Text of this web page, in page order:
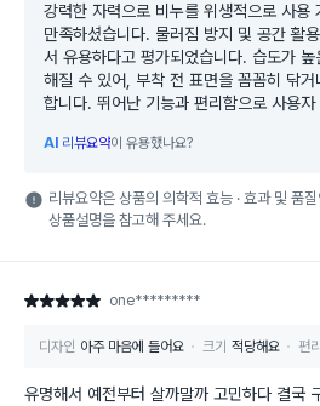
강력한 자력으로 비누를 위생적으로 사용
만족하셨습니다. 물러짐 방지 및 공간 활
서 유용하다고 평가되었습니다. 습도가
해질 수 있어, 부착 전 표면을 꼼꼼히 닦
합니다. 뛰어난 기능과 편리함으로 사용
AI 리뷰요약이 유용했나요?
리뷰요약은 상품의 의학적 효능 · 효과 및 품
상품설명을 참고해 주세요.
별점 5점 one*********
디자인 아주 마음에 들어요 크기 적당해요 편
유명해서 예전부터 살까말까 고민하다 결국